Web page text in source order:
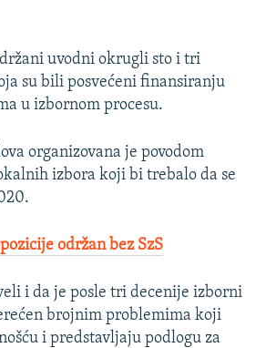
uvodni okrugli sto i tri
su bili posvećeni finansiranju
u izbornom procesu.
organizovana je povodom
izbora koji bi trebalo da se
održan bez SzS
i da je posle tri decenije izborni
brojnim problemima koji
i predstavljaju podlogu za